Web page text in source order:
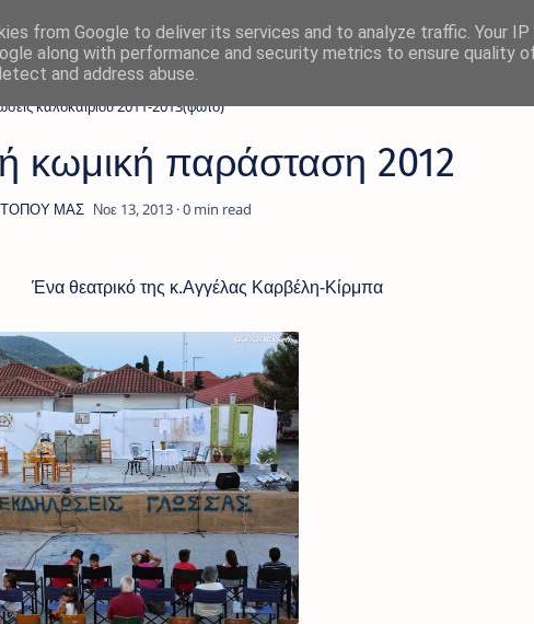
καλοκαιριού 2011-2013(φωτό)
κωμική παράσταση 2012
0
της κ.Αγγέλας Καρβέλη-Κίρμπα
from Google to deliver its services and to analyze traffic. Your
along with performance and security metrics to ensure quality
and address abuse.